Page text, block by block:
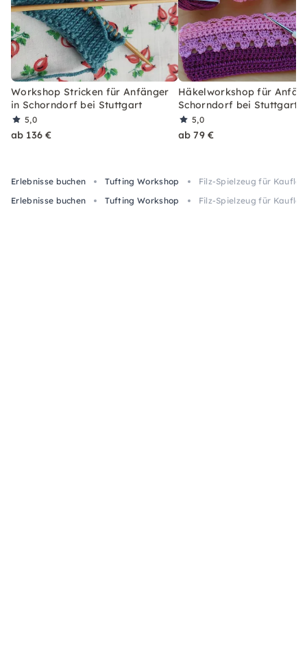
Workshop Stricken für Anfänger
in Schorndorf bei Stuttgart
5,0
ab 136 €
Häkelworkshop für
Schorndorf bei Stuttgart
5,0
ab 79 €
Erlebnisse buchen Tufting Workshop
Filz-Spielzeug für
Erlebnisse buchen
Tufting Workshop Filz-Spielzeug für